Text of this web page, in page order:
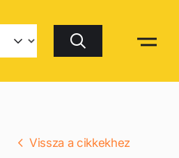
Keresés
Vissza a cikkekhez